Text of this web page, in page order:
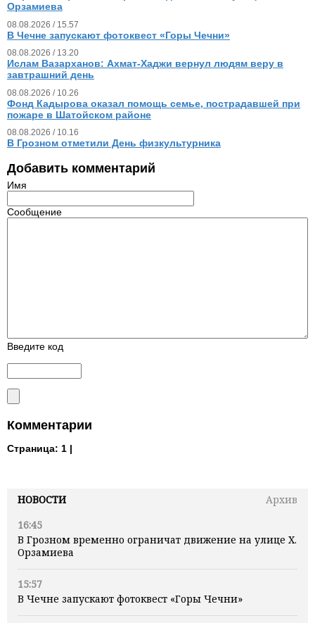
НОВОСТИ
Архив
16:45
В Грозном временно ограничат движение на улице Х.
Орзамиева
15:57
В Чечне запускают фотоквест «Горы Чечни»
Орзамиева
08.08.2026 / 15.57
В Чечне запускают фотоквест «Горы Чечни»
08.08.2026 / 13.20
Ислам Вазарханов: Ахмат-Хаджи вернул людям веру в
завтрашний день
08.08.2026 / 10.26
Фонд Кадырова оказал помощь семье, пострадавшей при
пожаре в Шатойском районе
08.08.2026 / 10.16
В Грозном отметили День физкультурника
Добавить комментарий
Имя
Сообщение
Введите код
Комментарии
Страница: 1 |